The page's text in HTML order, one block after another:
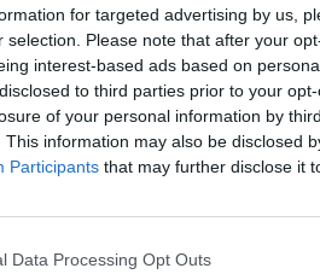
for targeted advertising by us,
selection. Please note that after your
interest-based ads based on
to third parties prior to your
of your personal information by
This information may also be disclosed
Participants that may further disclose it
Data Processing Opt Outs
karnalavas kostiumai tik
–
Liūdna vyresnio amžiaus